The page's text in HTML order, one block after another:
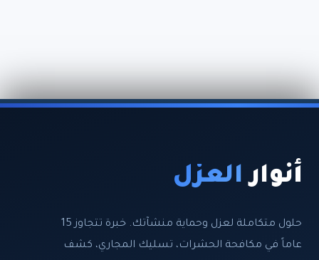
أنوار العزل
حلول متكاملة لعزل وحماية منشآتك. خبرة تتجاوز 15
عاماً في مكافحة الحشرات، تسليك المجاري، كشف